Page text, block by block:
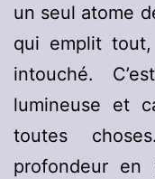
un seul atome
qui emplit
intouché.
lumineuse et
toutes
profondeur en